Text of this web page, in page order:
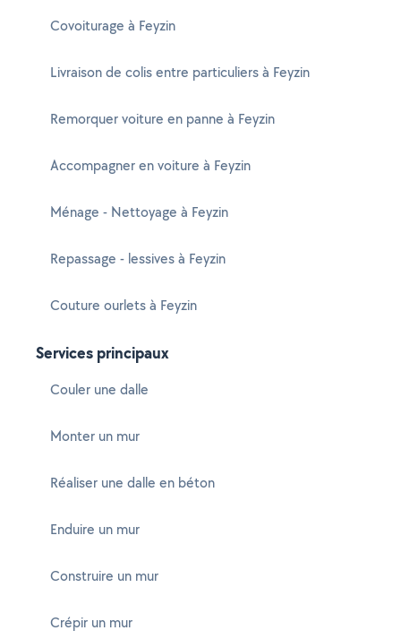
Covoiturage à Feyzin
Livraison de colis entre particuliers à Feyzin
Remorquer voiture en panne à Feyzin
Accompagner en voiture à Feyzin
Ménage - Nettoyage à Feyzin
Repassage - lessives à Feyzin
Couture ourlets à Feyzin
Services principaux
Couler une dalle
Monter un mur
Réaliser une dalle en béton
Enduire un mur
Construire un mur
Crépir un mur